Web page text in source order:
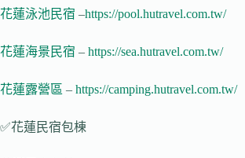
花蓮泳池民宿 –https://pool.hutravel.com.tw/
花蓮海景民宿 – https://sea.hutravel.com.tw/
花蓮露營區 – https://camping.hutravel.com.tw/
✅花蓮民宿包棟